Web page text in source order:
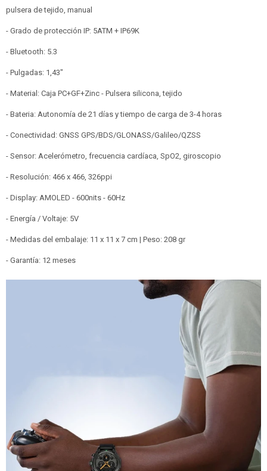
pulsera de tejido, manual
- Grado de protección IP: 5ATM + IP69K
- Bluetooth: 5.3
- Pulgadas: 1,43"
- Material: Caja PC+GF+Zinc - Pulsera silicona, tejido
- Bateria: Autonomía de 21 días y tiempo de carga de 3-4 horas
- Conectividad: GNSS GPS/BDS/GLONASS/Galileo/QZSS
- Sensor: Acelerómetro, frecuencia cardíaca, SpO2, giroscopio
- Resolución: 466 x 466, 326ppi
- Display: AMOLED - 600nits - 60Hz
- Energía / Voltaje: 5V
- Medidas del embalaje: 11 x 11 x 7 cm | Peso: 208 gr
- Garantía: 12 meses